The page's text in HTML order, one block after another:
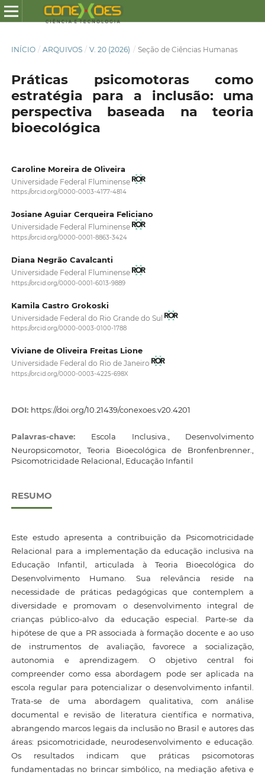
INÍCIO / ARQUIVOS / V. 20 (2026) / Seção de Ciências Humanas
Práticas psicomotoras como
estratégia para a inclusão: uma
perspectiva baseada na teoria
bioecológica
Caroline Moreira de Oliveira
Universidade Federal Fluminense
https://orcid.org/0000-0003-4177-4814
Josiane Aguiar Cerqueira Feliciano
Universidade Federal Fluminense
https://orcid.org/0000-0001-8863-3424
Diana Negrão Cavalcanti
Universidade Federal Fluminense
https://orcid.org/0000-0001-6013-9889
Kamila Castro Grokoski
Universidade Federal do Rio Grande do Sul
https://orcid.org/0000-0003-0100-1788
Viviane de Oliveira Freitas Lione
Universidade Federal do Rio de Janeiro
https://orcid.org/0000-0003-4225-698X
DOI: https://doi.org/10.21439/conexoes.v20.4201
Palavras-chave: Escola Inclusiva., Desenvolvimento
Neuropsicomotor, Teoria Bioecológica de Bronfenbrenner.,
Psicomotricidade Relacional, Educação Infantil
RESUMO
Este estudo apresenta a contribuição da Psicomotricidade
Relacional para a implementação da educação inclusiva na
Educação Infantil, articulada à Teoria Bioecológica do
Desenvolvimento Humano. Sua relevância reside na
necessidade de práticas pedagógicas que contemplem a
diversidade e promovam o desenvolvimento integral de
crianças público-alvo da educação especial. Parte-se da
hipótese de que a PR associada à formação docente e ao uso
de instrumentos de avaliação, favorece a socialização,
autonomia e aprendizagem. O objetivo central foi
compreender como essa abordagem pode ser aplicada na
escola regular para potencializar o desenvolvimento infantil.
Trata-se de uma abordagem qualitativa, com análise
documental e revisão de literatura científica e normativa,
abrangendo marcos legais da inclusão no Brasil e autores das
áreas: psicomotricidade, neurodesenvolvimento e educação.
Os resultados indicam que práticas psicomotoras
fundamentadas no brincar simbólico, na mediação afetiva e